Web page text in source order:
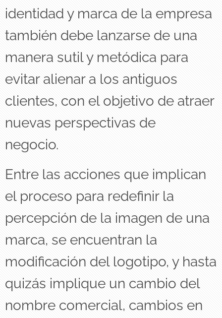
identidad y marca de la empresa
también debe lanzarse de una
manera sutil y metódica para
evitar alienar a los antiguos
clientes, con el objetivo de atraer
nuevas perspectivas de
negocio.
Entre las acciones que implican
el proceso para redefinir la
percepción de la imagen de una
marca, se encuentran la
modificación del logotipo, y hasta
quizás implique un cambio del
nombre comercial, cambios en